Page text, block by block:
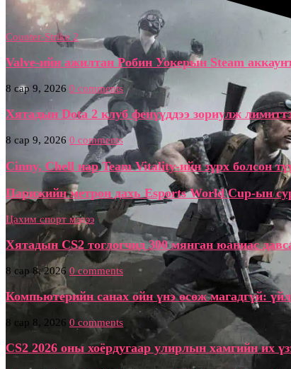
Counter-Strike 2
Valve-ийн ажилтан Робин Уокерын Steam
8 сар 9, 2026 0 comments
Хятадын Dota 2 клуб фенүүддээ зориулж
8 сар 9, 2026 0 comments
Cinny, Chell нар Team Vitality-ийн зүрх болсон
Парижийн метрон дахь Esports World Cup-ын
Цахим спорт мэдээ
Хятадын CS2 тоглогчид 300 мянган юаниас
8 сар 8, 2026 0 comments
Компьютерийн санах ойн үнэ өсөж магадгүй:
8 сар 8, 2026 0 comments
CS2 2026 оны хоёрдугаар улирлын хамгийн их